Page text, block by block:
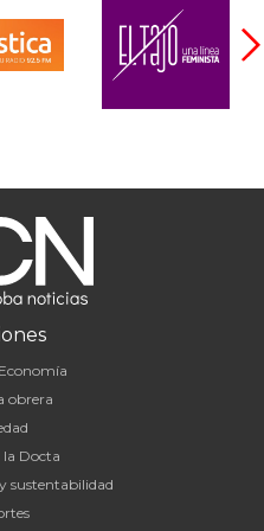
obrera
la Docta
sustentabilidad